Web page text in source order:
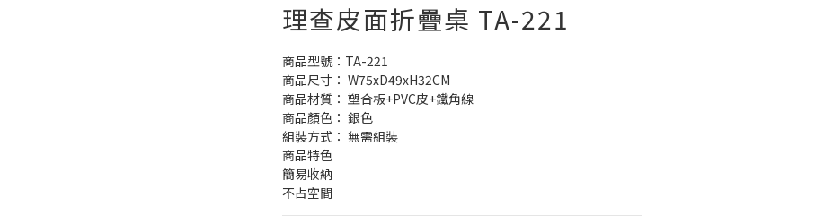
理查皮面折疊桌 TA-221
商品型號：TA-221
商品尺寸： W75xD49xH32CM
商品材質： 塑合板+PVC皮+鐵角線
商品顏色： 銀色
組裝方式： 無需組裝
商品特色
簡易收納
不占空間